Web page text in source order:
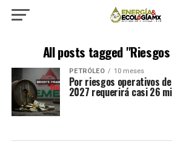
All posts tagged
PETRÓLEO 10 meses
Por riesgos operativos
2027 requerirá casi 26